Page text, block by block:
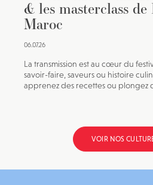
& les masterclass
Maroc
06.07.26
La transmission est au cœur du
savoir-faire, saveurs ou histoire
apprenez des recettes ou plongez
VOIR NOS